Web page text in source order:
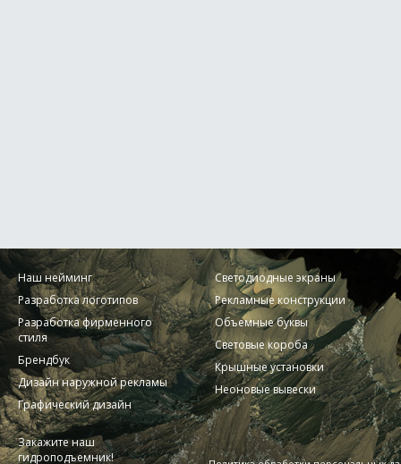
Наш нейминг
Разработка логотипов
Разработка фирменного
стиля
Брендбук
Дизайн наружной рекламы
Графический дизайн
Светодиодные экраны
Рекламные конструкции
Объемные буквы
Световые короба
Крышные установки
Неоновые вывески
Закажите наш
гидроподъемник!